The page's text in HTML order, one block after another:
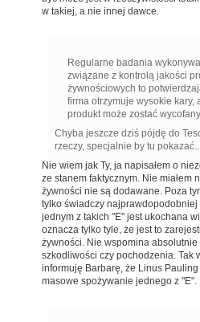
w takiej, a nie innej dawce.
Regularne badania
związane z kontrolą jakości
żywnościowych to
firma otrzymuje wysokie kary,
produkt może zostać
Chyba jeszcze dziś pójdę do
rzeczy, specjalnie by tu
Nie wiem jak Ty, ja napisałem o
ze stanem faktycznym. Nie miałem
żywności nie są dodawane. Poza
tylko świadczy
jednym z takich "E" jest ukochana
oznacza tylko tyle, że jest to
żywności. Nie wspomina
szkodliwości czy pochodzenia. Tak
informuję Barbarę, że Linus
masowe spożywanie jednego z "E".